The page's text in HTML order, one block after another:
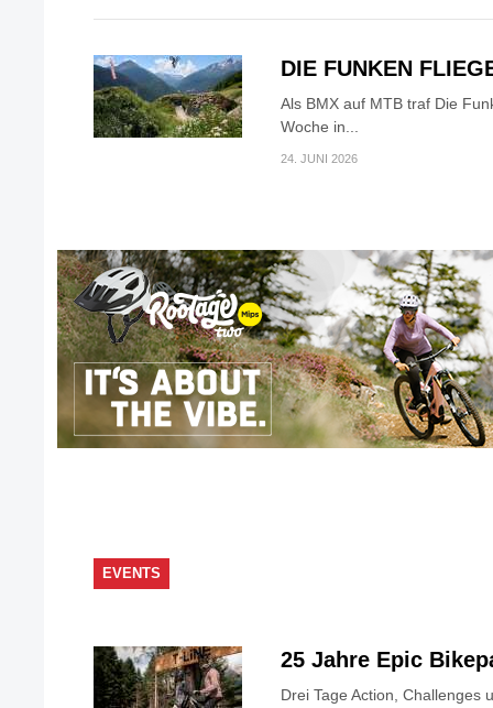
DIE FUNKEN
Als BMX auf MTB traf Die
Woche in...
24. JUNI 2026
EVENTS
25 Jahre Epic
Drei Tage Action, Challenges